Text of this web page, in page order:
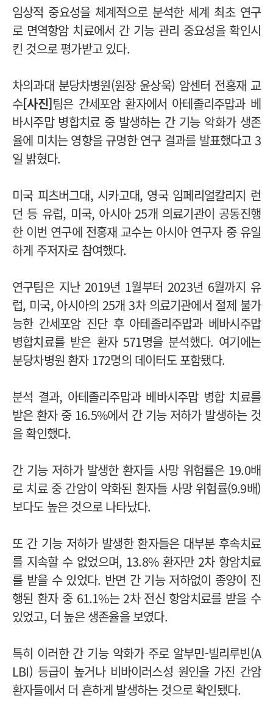
임상적 중요성을 체계적으로 분석한 세계 최초 연구
로 면역항암 치료에서 간 기능 관리 중요성을 확인시
킨 것으로 평가받고 있다.
차의과대 분당차병원(원장 윤상욱) 암센터 전홍재 교
수[사진]팀은 간세포암 환자에서 아테졸리주맙과 베
바시주맙 병합치료 중 발생하는 간 기능 악화가 생존
율에 미치는 영향을 규명한 연구 결과를 발표했다고 3
일 밝혔다.
미국 피츠버그대, 시카고대, 영국 임페리얼칼리지 런
던 등 유럽, 미국, 아시아 25개 의료기관이 공동진행
한 이번 연구에 전홍재 교수는 아시아 연구자 중 유일
하게 주저자로 참여했다.
연구팀은 지난 2019년 1월부터 2023년 6월까지 유
럽, 미국, 아시아의 25개 3차 의료기관에서 절제 불가
능한 간세포암 진단 후 아테졸리주맙과 베바시주맙
병합치료를 받은 환자 571명을 분석했다. 여기에는
분당차병원 환자 172명의 데이터도 포함됐다.
분석 결과, 아테졸리주맙과 베바시주맙 병합 치료를
받은 환자 중 16.5%에서 간 기능 저하가 발생하는 것
을 확인했다.
간 기능 저하가 발생한 환자들 사망 위험률은 19.0배
로 치료 중 간암이 악화된 환자들 사망 위험률(9.9배)
보다도 높은 것으로 나타났다.
또 간 기능 저하가 발생한 환자들은 대부분 후속치료
를 지속할 수 없었으며, 13.8% 환자만 2차 항암치료
를 받을 수 있었다. 반면 간 기능 저하없이 종양이 진
행된 환자 중 61.1%는 2차 전신 항암치료를 받을 수
있었고, 더 높은 생존율을 보였다.
특히 이러한 간 기능 악화가 주로 알부민-빌리루빈(A
LBI) 등급이 높거나 비바이러스성 원인을 가진 간암
환자들에서 더 흔하게 발생하는 것으로 확인됐다.